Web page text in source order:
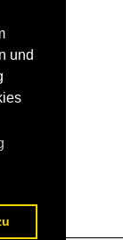
und